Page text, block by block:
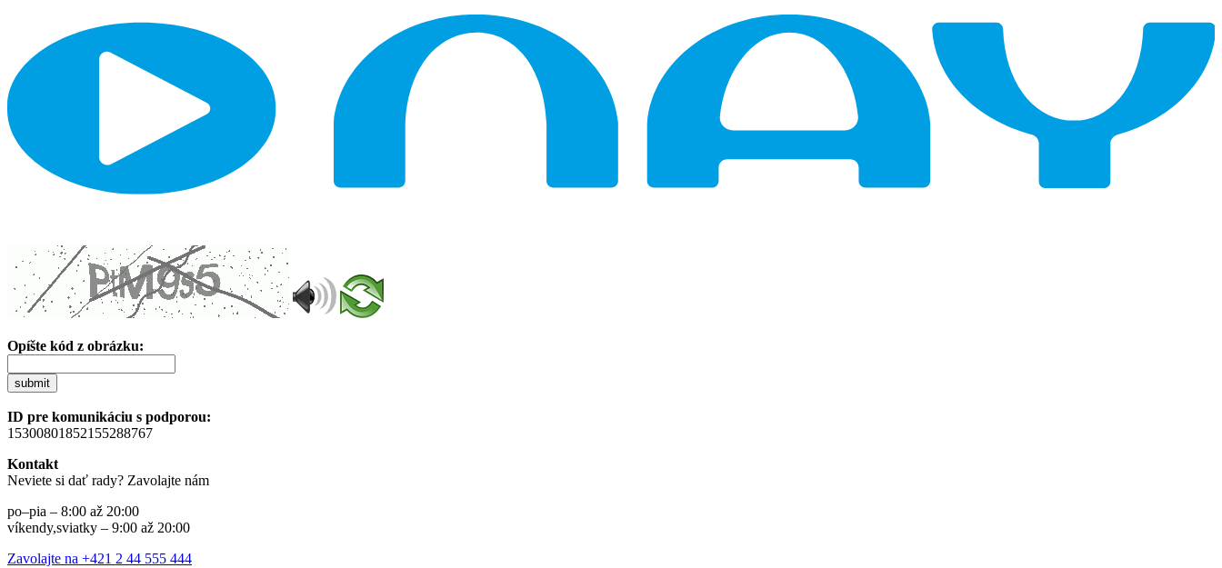
Opíšte kód z obrázku:
submit
ID pre komunikáciu s podporou:
15300801852155288767
Kontakt
Neviete si dať rady? Zavolajte nám
po–pia – 8:00 až 20:00
víkendy,sviatky – 9:00 až 20:00
Zavolajte na +421 2 44 555 444